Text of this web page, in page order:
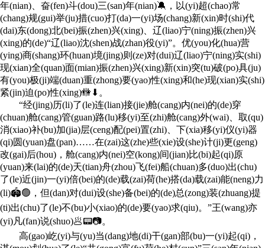
年(nian)、奋(fen)斗(dou)三(san)年(nian)🔕，以(yi)超(chao)常
(chang)规(gui)举(ju)措(cuo)打(da)一(yi)场(chang)新(xin)时(shi)代
(dai)东(dong)北(bei)振(zhen)兴(xing)、辽(liao)宁(ning)振(zhen)兴
(xing)的(de)“辽(liao)沈(shen)战(zhan)役(yi)”。优(you)化(hua)营
(ying)商(shang)环(huan)境(jing)则(ze)对(dui)辽(liao)宁(ning)实(shi)
现(xian)全(quan)面(mian)振(zhen)兴(xing)新(xin)突(tu)破(po)具(ju)
有(you)极(ji)端(duan)重(zhong)要(yao)性(xing)和(he)现(xian)实(shi)
紧(jin)迫(po)性(xing)🚻⬇。
“经(jing)历(li)了(le)连(lian)接(jie)舱(cang)内(nei)的(de)穿
(chuan)舱(cang)管(guan)路(lu)移(yi)至(zhi)舱(cang)外(wai)、取(qu)
消(xiao)补(bu)加(jia)层(ceng)配(pei)置(zhi)、下(xia)移(yi)仪(yi)器
(qi)圆(yuan)盘(pan)……在(zai)这(zhe)些(xie)设(she)计(ji)更(geng)
改(gai)后(hou)，舱(cang)内(nei)空(kong)间(jian)比(bi)起(qi)原
(yuan)来(lai)的(de)天(tian)舟(zhou)飞(fei)船(chuan)多(duo)出(chu)
了(le)近(jin)一(yi)倍(bei)的(de)载(zai)荷(he)搭(da)载(zai)能(neng)力
(li)🏟🟢，但(dan)对(dui)设(she)备(bei)的(de)总(zong)装(zhuang)提
(ti)出(chu)了(le)不(bu)小(xiao)的(de)要(yao)求(qiu)。”王(wang)亦
(yi)凡(fan)说(shuo)🥟📟📷。
高(gao)屹(yi)与(yu)当(dang)地(di)干(gan)部(bu)一(yi)起(qi)，